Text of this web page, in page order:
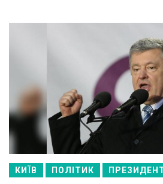
КИЇВ ПОЛІТИК